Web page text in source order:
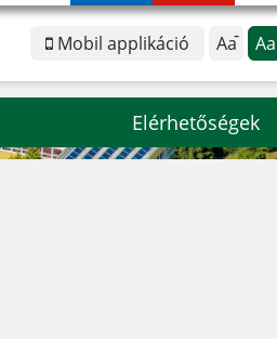
Mobil applikáció Aa Aa
Elérhetőségek